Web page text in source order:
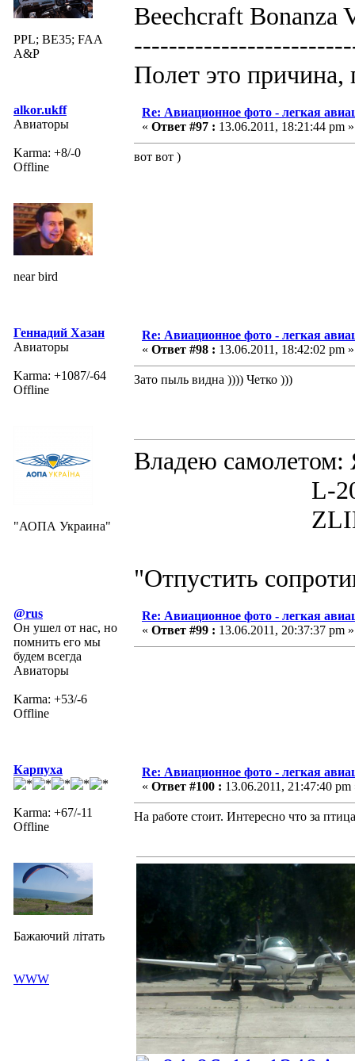
PPL; BE35; FAA
A&P
Beechcraft Bonanza
Полет это причина,
alkor.ukff
Авиаторы
Karma: +8/-0
Offline
near bird
Re: Авиационное фото - легкая
« Ответ #97 : 13.06.2011, 18:21:44 pm »
вот вот )
Геннадий Хазан
Авиаторы
Karma: +1087/-64
Offline
"АОПА Украина"
Re: Авиационное фото - легкая
« Ответ #98 : 13.06.2011, 18:42:02 pm »
Зато пыль видна )))) Четко )))
Владею
L-200D
ZLIN 526
"Отпустить
@rus
Он ушел от нас, но
помнить его мы
будем всегда
Авиаторы
Karma: +53/-6
Offline
Re: Авиационное фото - легкая
« Ответ #99 : 13.06.2011, 20:37:37 pm »
Карпуха
Karma: +67/-11
Offline
Бажаючий літать
WWW
Re: Авиационное фото - легкая
« Ответ #100 : 13.06.2011, 21:47:40 pm
На работе стоит. Интересно что за